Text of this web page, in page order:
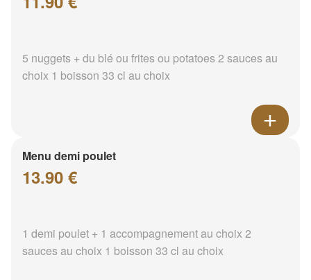
5 nuggets + du blé ou frites ou potatoes 2 sauces au
choix 1 boisson 33 cl au choix
Menu demi poulet
13.90 €
1 demi poulet + 1 accompagnement au choix 2
sauces au choix 1 boisson 33 cl au choix